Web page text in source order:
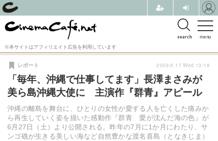
menu
search
※本サイトはアフィリエイト広告を利用しています
「毎年、沖縄で仕事してます」長澤まさみが
美ら島沖縄大使に 主演作『群青』アピール
沖縄の離島を舞台に、ひとりの女性が愛する人を亡くした痛みか
ら再生していく姿を描いた感動作『群青 愛が沈んだ海の色』が
6月27日（土）より公開される。昨年の7月に1か月にわたり、サ
ンゴ礁が生きる美しい海など自然豊かな渡名喜島（となきじま）
レポート 2009.6.17 Wed 13:18